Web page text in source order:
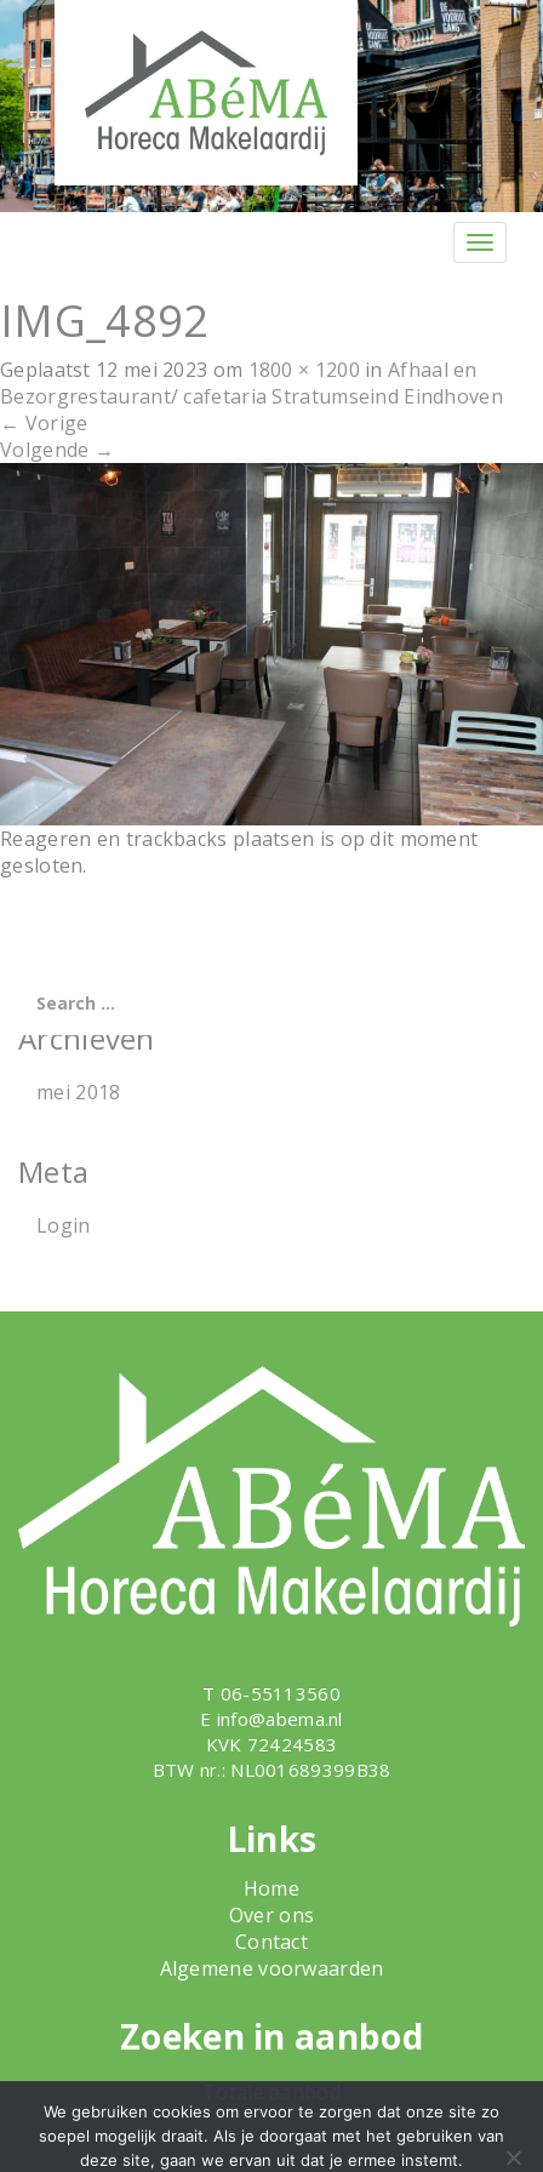
T
n
v
i
g
o
n
IMG_4892
Geplaatst 12 mei 2023 om 1800 × 1200 inAfhaal en
Bezorgrestaurant/ cafetaria Stratumseind Eindhoven
← Vorige
Volgende →
Reageren en trackbacks plaatsen is op dit moment
gesloten.
Archieven
mei 2018
Meta
Login
T 06-55113560
E info@abema.nl
KVK 72424583
BTW nr.: NL001689399B38
Links
Home
Over ons
Contact
Algemene voorwaarden
Zoeken in aanbod
We gebruiken cookies om ervoor te zorgen dat onze site zo
soepel mogelijk draait. Als je doorgaat met het gebruiken van
deze site, gaan we ervan uit dat je ermee instemt.